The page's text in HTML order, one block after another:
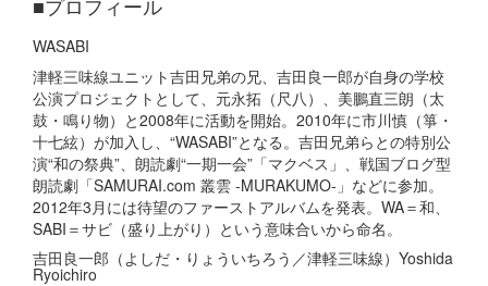
WASABI
津軽三味線ユニット吉田兄弟の兄、吉田良一郎が自身の学校
公演プロジェクトとして、元永拓（尺八）、美鵬直三朗（太
鼓・鳴り物）と2008年に活動を開始。2010年に市川慎（箏・
十七絃）が加入し、“WASABI”となる。吉田兄弟らとの特別公
演“和の祭典”、朗読劇“一期一会”「マクベス」、戦国ブログ型
朗読劇「SAMURAI.com 叢雲 -MURAKUMO-」などに参加。
2012年3月には待望のファーストアルバムを発表。WA＝和、
SABI＝サビ（盛り上がり）という意味合いから命名。
吉田良一郎（よしだ・りょういちろう／津軽三味線）Yoshida
Ryoichiro